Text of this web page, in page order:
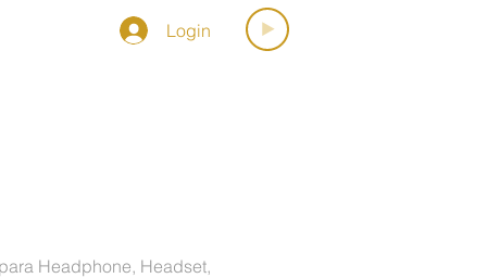
Login
Headphone, Headset,